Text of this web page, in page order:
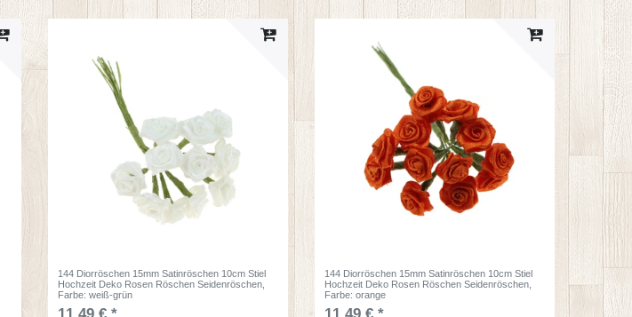
144 Diorröschen 15mm Satinröschen 10cm Stiel
Hochzeit Deko Rosen Röschen Seidenröschen
Farbe: weiß-grün
144 Diorröschen 15mm Satinröschen 10cm Stiel
Hochzeit Deko Rosen Röschen Seidenröschen
Farbe: orange